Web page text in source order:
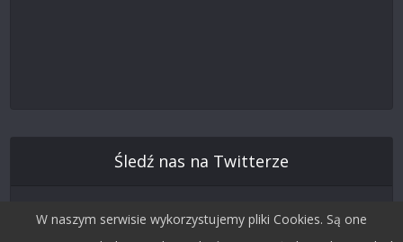
Śledź nas na Twitterze
W naszym serwisie wykorzystujemy pliki Cookies. Są one